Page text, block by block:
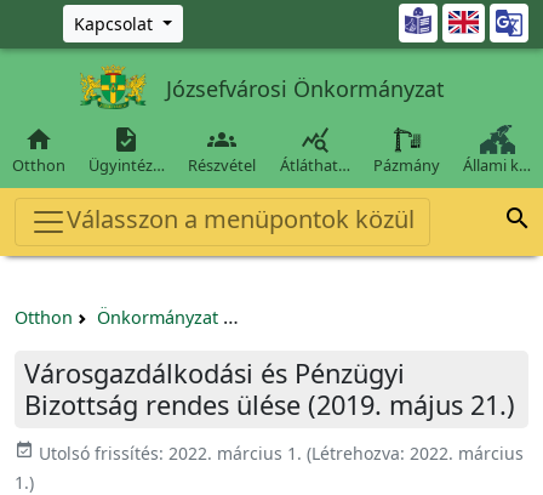
Ugrás a fő tartalomra
Kapcsolat 
Józsefvárosi Önkormányzat

Otthon

Ügyintéz…

Részvétel

Átláthat… Pázmány Állami k…
Válasszon a menüpontok közül 
Otthon Önkormányzat
Városgazdálkodási és Pénzügyi
Bizottság rendes ülése (2019. május 21.)
event_available Utolsó frissítés: 2022. március 1. (Létrehozva: 2022. március
1.)